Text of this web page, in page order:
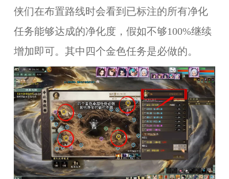
侠们在布置路线时会看到已标注的所有净化
任务能够达成的净化度，假如不够100%继续
增加即可。其中四个金色任务是必做的。